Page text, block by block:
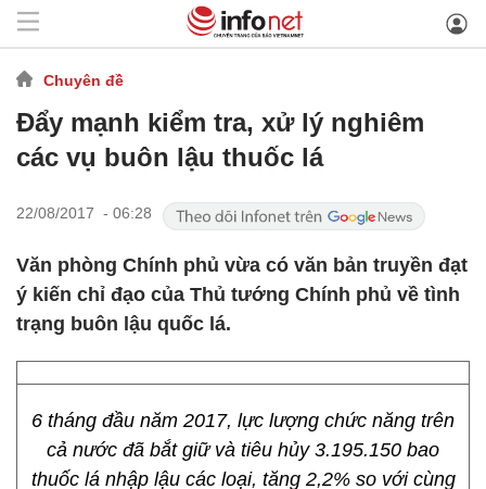
Chuyên đề
Đẩy mạnh kiểm tra, xử lý nghiêm
các vụ buôn lậu thuốc lá
22/08/2017 - 06:28
Văn phòng Chính phủ vừa có văn bản truyền đạt
ý kiến chỉ đạo của Thủ tướng Chính phủ về tình
trạng buôn lậu quốc lá.
6 tháng đầu năm 2017, lực lượng chức năng trên
cả nước đã bắt giữ và tiêu hủy 3.195.150 bao
thuốc lá nhập lậu các loại, tăng 2,2% so với cùng